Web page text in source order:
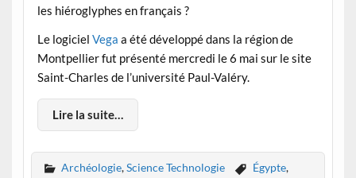
les hiéroglyphes en français ?
Le logiciel Vega a été développé dans la région de
Montpellier fut présenté mercredi le 6 mai sur le site
Saint-Charles de l’université Paul-Valéry.
Lire la suite…
Archéologie,Science Technologie Égypte,